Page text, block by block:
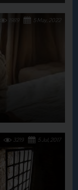
5 May, 2022
1989
5 Jul, 2017
3219